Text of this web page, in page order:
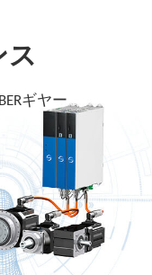
ス
ギヤー